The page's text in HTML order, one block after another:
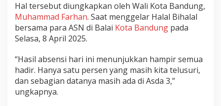
%
S
a
M
a
s
Hal tersebut diungkapkan oleh Wali Kota Bandung,
Muhammad Farhan. Saat menggelar Halal Bihalal
bersama para ASN di Balai Kota Bandung pada
Selasa, 8 April 2025.
“Hasil absensi hari ini menunjukkan hampir semua
hadir. Hanya satu persen yang masih kita telusuri,
dan sebagian datanya masih ada di Asda 3,”
ungkapnya.